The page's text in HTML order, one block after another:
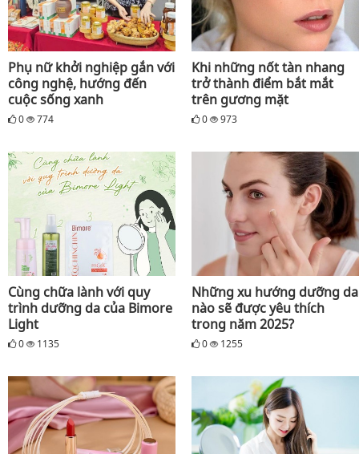
Phụ nữ khởi nghiệp gắn với
công nghệ, hướng đến
cuộc sống xanh
0 774
Khi những nốt tàn nhang
trở thành điểm bắt mắt
trên gương mặt
0 973
Cùng chữa lành với quy
trình dưỡng da của Bimore
Light
0 1135
Những xu hướng dưỡng da
nào sẽ được yêu thích
trong năm 2025?
0 1255